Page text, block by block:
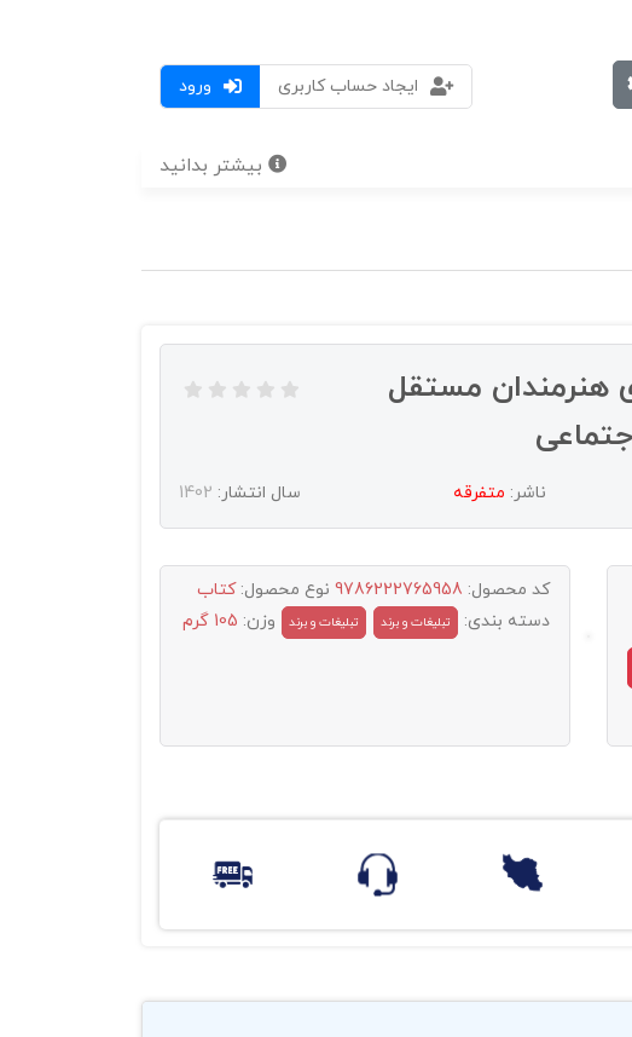
ورود
ایجاد حساب کاربری
بیشتر بدانید
هنرمندان مستقل
ناشر: متفرقه سال انتشار: 1402
کد محصول: 9786222765958 نوع محصول:کتاب
دسته بندی:
تبليغات و برند تبلیغات و برند وزن: 105 گرم